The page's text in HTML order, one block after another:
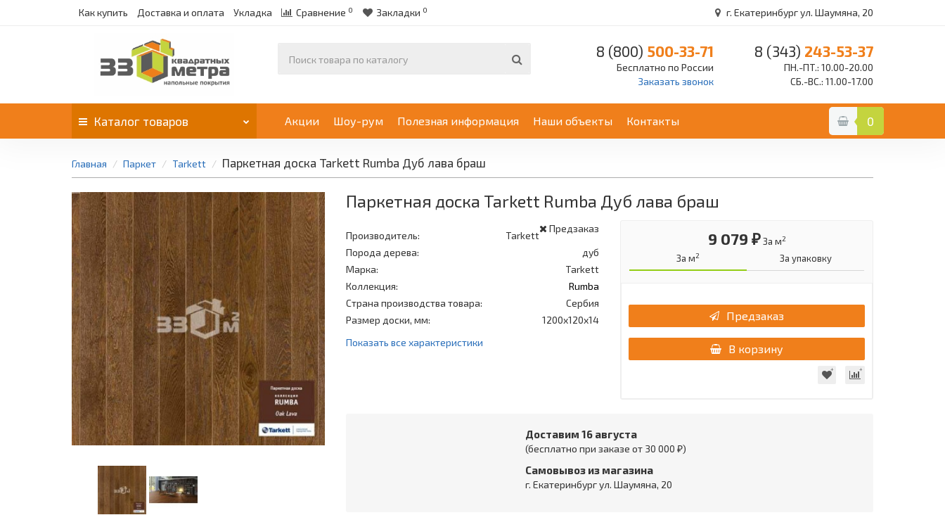
Как купить Доставка и оплата Укладка Сравнение 0 Закладки 0 г. Екатеринбург ул. Шаумяна, 20
8 (800) 500-33-71
Бесплатно по России
Заказать звонок
8 (343) 243-53-37
ПН.-ПТ.: 10.00-20.00
СБ.-ВС.: 11.00-17.00
Каталог товаров Акции Шоу-рум Полезная информация Наши объекты Контакты 0
Главная Паркет Tarkett Паркетная доска Tarkett Rumba Дуб лава браш
Паркетная доска Tarkett Rumba Дуб лава браш
Предзаказ
Производитель:
Tarkett
Порода дерева:
дуб
Марка:
Tarkett
Коллекция:
Rumba
Страна производства товара:
Сербия
Размер доски, мм:
1200x120x14
Показать все характеристики
9 079 ₽ За м2
За м2 За упаковку
Предзаказ
В корзину
Доставим 16 августа
(бесплатно при заказе от 30 000 ₽)
Самовывоз из магазина
г. Екатеринбург ул. Шаумяна, 20